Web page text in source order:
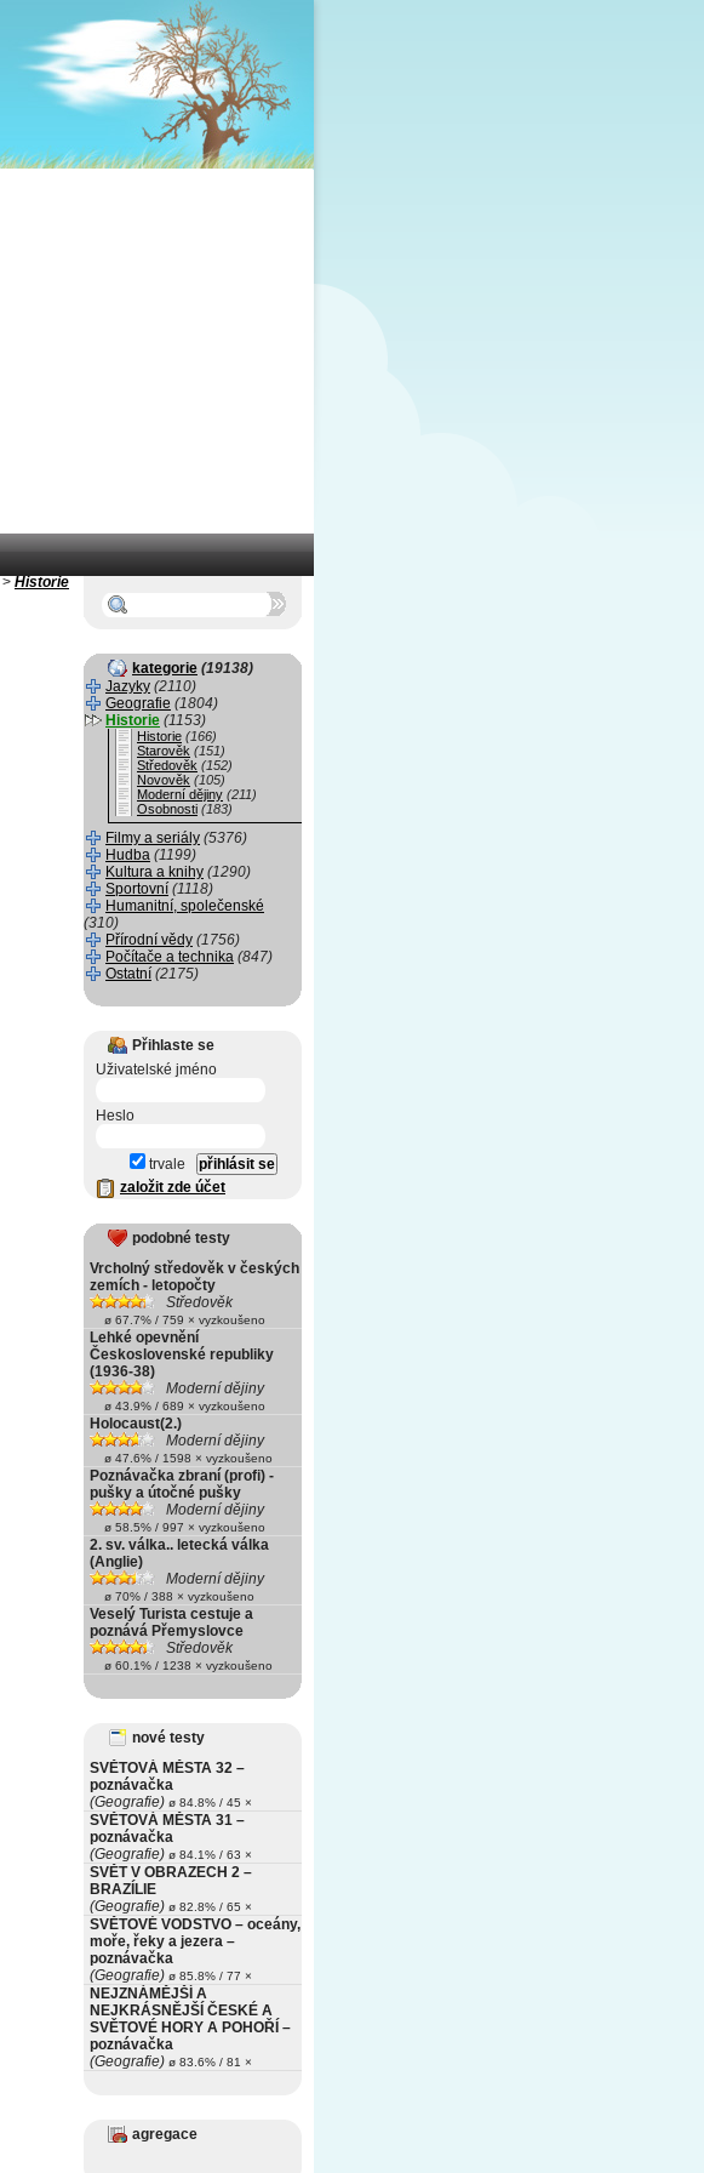
> Historie
kategorie (19138)
Jazyky (2110)
Geografie (1804)
Historie (1153)
Historie (166)
Starověk (151)
Středověk (152)
Novověk (105)
Moderní dějiny (211)
Osobnosti (183)
Filmy a seriály (5376)
Hudba (1199)
Kultura a knihy (1290)
Sportovní (1118)
Humanitní, společenské
(310)
Přírodní vědy (1756)
Počítače a technika (847)
Ostatní (2175)
Přihlaste se
Uživatelské jméno
Heslo
trvale
založit zde účet
podobné testy
Vrcholný středověk v českých
zemích - letopočty
Středověk
ø 67.7% / 759 × vyzkoušeno
Lehké opevnění
Československé republiky
(1936-38)
Moderní dějiny
ø 43.9% / 689 × vyzkoušeno
Holocaust(2.)
Moderní dějiny
ø 47.6% / 1598 × vyzkoušeno
Poznávačka zbraní (profi) -
pušky a útočné pušky
Moderní dějiny
ø 58.5% / 997 × vyzkoušeno
2. sv. válka.. letecká válka
(Anglie)
Moderní dějiny
ø 70% / 388 × vyzkoušeno
Veselý Turista cestuje a
poznává Přemyslovce
Středověk
ø 60.1% / 1238 × vyzkoušeno
nové testy
SVĚTOVÁ MĚSTA 32 –
poznávačka
(Geografie) ø 84.8% / 45 ×
SVĚTOVÁ MĚSTA 31 –
poznávačka
(Geografie) ø 84.1% / 63 ×
SVĚT V OBRAZECH 2 –
BRAZÍLIE
(Geografie) ø 82.8% / 65 ×
SVĚTOVÉ VODSTVO – oceány,
moře, řeky a jezera –
poznávačka
(Geografie) ø 85.8% / 77 ×
NEJZNÁMĚJŠÍ A
NEJKRÁSNĚJŠÍ ČESKÉ A
SVĚTOVÉ HORY A POHOŘÍ –
poznávačka
(Geografie) ø 83.6% / 81 ×
agregace